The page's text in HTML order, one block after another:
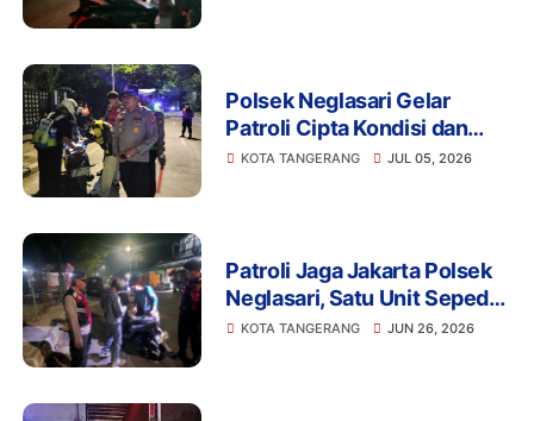
Polsek Neglasari Gelar
Patroli Cipta Kondisi dan
Razia Stasioner, Situasi
KOTA TANGERANG JUL 05, 2026
Patroli Jaga Jakarta Polsek
Neglasari, Satu Unit Sepeda
Motor Diamankan dalam
KOTA TANGERANG JUN 26, 2026